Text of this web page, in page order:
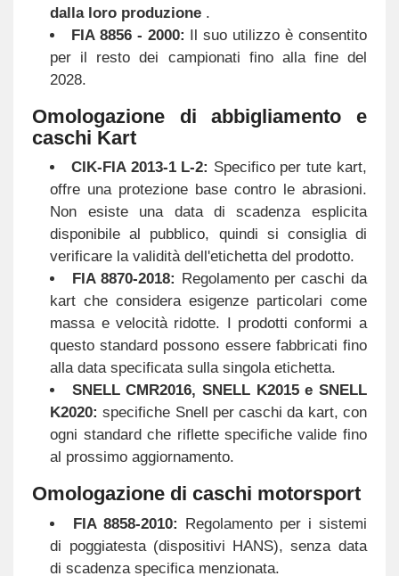
dalla loro produzione .
FIA 8856 - 2000: Il suo utilizzo è consentito
per il resto dei campionati fino alla fine del
2028.
Omologazione di abbigliamento e
caschi Kart
CIK-FIA 2013-1 L-2: Specifico per tute kart,
offre una protezione base contro le abrasioni.
Non esiste una data di scadenza esplicita
disponibile al pubblico, quindi si consiglia di
verificare la validità dell'etichetta del prodotto.
FIA 8870-2018:
Regolamento per caschi da
kart che considera esigenze particolari come
massa e velocità ridotte. I prodotti conformi a
questo standard possono essere fabbricati fino
alla data specificata sulla singola etichetta.
SNELL CMR2016, SNELL K2015 e SNELL
K2020: specifiche Snell per caschi da kart, con
ogni standard che riflette specifiche valide fino
al prossimo aggiornamento.
Omologazione di caschi motorsport
FIA 8858-2010: Regolamento per i sistemi
di poggiatesta (dispositivi HANS), senza data
di scadenza specifica menzionata.